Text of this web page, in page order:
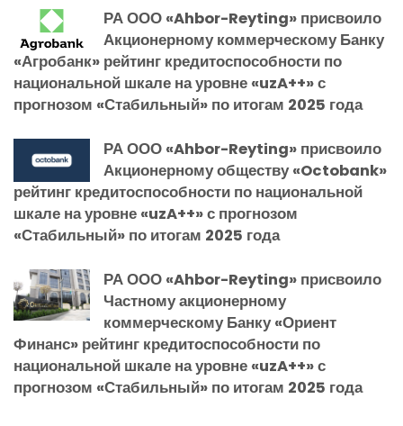
РА ООО «Ahbor-Reyting» присвоило
Акционерному коммерческому Банку
«Агробанк» рейтинг кредитоспособности по
национальной шкале на уровне «uzA++» с
прогнозом «Стабильный» по итогам 2025 года
РА ООО «Ahbor-Reyting» присвоило
Акционерному обществу «Octobank»
рейтинг кредитоспособности по национальной
шкале на уровне «uzA++» с прогнозом
«Стабильный» по итогам 2025 года
РА ООО «Ahbor-Reyting» присвоило
Частному акционерному
коммерческому Банку «Ориент
Финанс» рейтинг кредитоспособности по
национальной шкале на уровне «uzA++» с
прогнозом «Стабильный» по итогам 2025 года